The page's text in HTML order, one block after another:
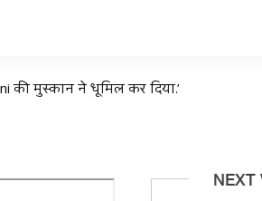
की मुस्कान ने धूमिल कर दिया.’
NEXT